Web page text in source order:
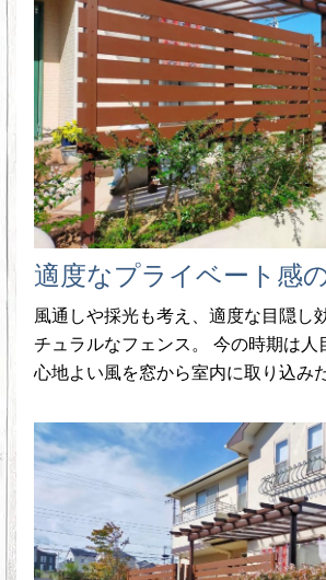
適度なプライベート感
風通しや採光も考え、適度な目隠し
チュラルなフェンス。 今の時期は人
心地よい風を窓から室内に取り込み